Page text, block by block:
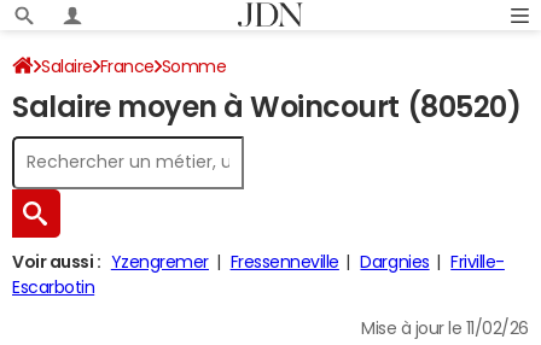
Salaire France Somme
Salaire moyen à Woincourt (80520)
Voir aussi : Yzengremer Fressenneville Dargnies
Friville-
Escarbotin
Mise à jour le 11/02/26